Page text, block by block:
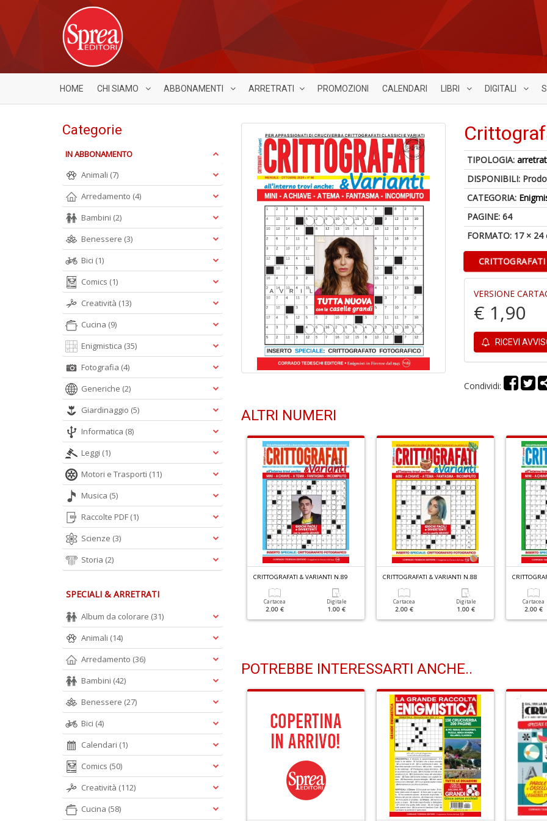
HOME CHI SIAMO ABBONAMENTI ARRETRATI PROMOZIONI CALENDARI LIBRI DIGITALI
TIPOLOGIA:
DISPONIBILI:
CATEGORIA:
PAGINE: 64
FORMATO: 17 × 24
VERSIONE
€ 1,90
RICEVI
Condividi:
ALTRI NUMERI
CRITTOGRAFATI & VARIANTI N.89
Cartacea
2.00 €
Digitale
1.00 €
CRITTOGRAFATI & VARIANTI N.88
Cartacea
2.00 €
Digitale
1.00 €
Cartacea
2.00 €
POTREBBE INTERESSARTI ANCHE..
Categorie
IN ABBONAMENTO
Animali (7)
Arredamento (4)
Bambini (2)
Benessere (3)
Bici (1)
Comics (1)
Creatività (13)
Cucina (9)
Enigmistica (35)
Fotografia (4)
Generiche (2)
Giardinaggio (5)
Informatica (8)
Leggi (1)
Motori e Trasporti (11)
Musica (5)
Raccolte PDF (1)
Scienze (3)
Storia (2)
SPECIALI & ARRETRATI
Album da colorare (31)
Animali (14)
Arredamento (36)
Bambini (42)
Benessere (27)
Bici (4)
Calendari (1)
Comics (50)
Creatività (112)
Cucina (58)